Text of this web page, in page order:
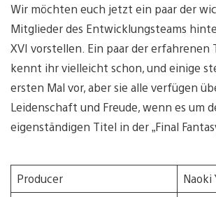
Wir möchten euch jetzt ein paar der
Mitglieder des Entwicklungsteams
XVI vorstellen. Ein paar der erfahrenen
kennt ihr vielleicht schon, und einige
ersten Mal vor, aber sie alle verfügen
Leidenschaft und Freude, wenn es um
eigenständigen Titel in der „Final
Producer
Naoki